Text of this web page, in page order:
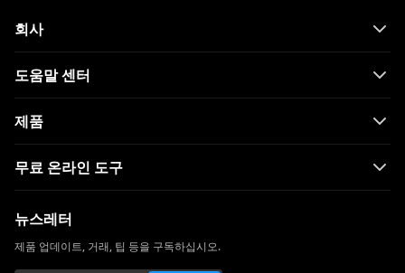
회사
도움말 센터
제품
무료 온라인 도구
뉴스레터
제품 업데이트, 거래, 팁 등을 구독하십시오.